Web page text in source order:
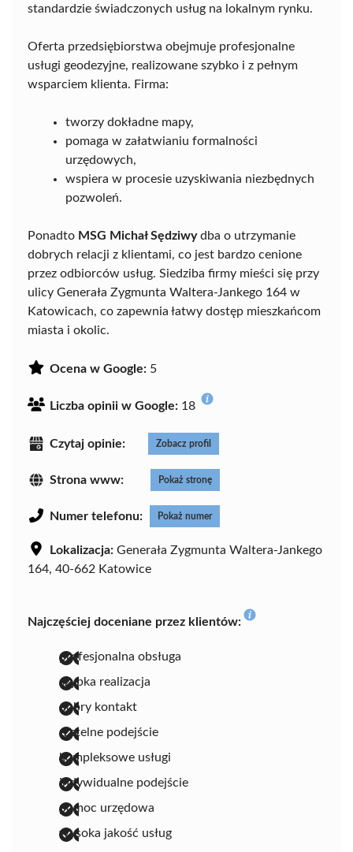
standardzie świadczonych usług na lokalnym rynku.
Oferta przedsiębiorstwa obejmuje profesjonalne
usługi geodezyjne, realizowane szybko i z pełnym
wsparciem klienta. Firma:
tworzy dokładne mapy,
pomaga w załatwianiu formalności
urzędowych,
wspiera w procesie uzyskiwania niezbędnych
pozwoleń.
Ponadto MSG Michał Sędziwydba o utrzymanie
dobrych relacji z klientami, co jest bardzo cenione
przez odbiorców usług. Siedziba firmy mieści się przy
ulicy Generała Zygmunta Waltera-Jankego 164 w
Katowicach, co zapewnia łatwy dostęp mieszkańcom
miasta i okolic.
Ocena w Google: 5
Liczba opinii w Google: 18
Czytaj opinie: Zobacz profil
Strona www: Pokaż stronę
Numer telefonu: Pokaż numer
Lokalizacja: Generała Zygmunta Waltera-Jankego
164, 40-662 Katowice
Najczęściej doceniane przez klientów:
profesjonalna obsługa
szybka realizacja
dobry kontakt
rzetelne podejście
kompleksowe usługi
indywidualne podejście
pomoc urzędowa
wysoka jakość usług